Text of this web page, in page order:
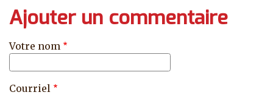
Ajouter un commentaire
Votre nom
Courriel